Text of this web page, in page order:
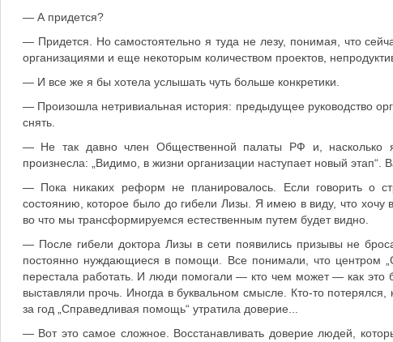
— А придется?
— Придется. Но самостоятельно я туда не лезу, понимая, что
организациями и еще некоторым количеством проектов,
— И все же я бы хотела услышать чуть больше конкретики.
— Произошла нетривиальная история: предыдущее руководство
снять.
— Не так давно член Общественной палаты РФ и, насколько я
произнесла: „Видимо, в жизни организации наступает новый
— Пока никаких реформ не планировалось. Если говорить о
состоянию, которое было до гибели Лизы. Я имею в виду, что хочу
во что мы трансформируемся естественным путем будет видно.
— После гибели доктора Лизы в сети появились призывы не
постоянно нуждающиеся в помощи. Все понимали, что центром
перестала работать. И люди помогали — кто чем может — как это
выставляли прочь. Иногда в буквальном смысле. Кто-то
за год „Справедливая помощь“ утратила доверие...
— Вот это самое сложное. Восстанавливать доверие людей,